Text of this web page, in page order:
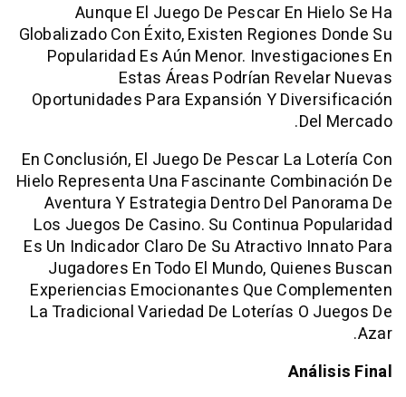
Aunque El Juego De Pescar En
Globalizado Con Éxito, Existen
Popularidad Es Aún Menor.
Estas Áreas Podrían
Oportunidades Para Expansión Y
En Conclusión, El Juego De Pescar La
Hielo Representa Una Fascinante
Aventura Y Estrategia Dentro Del
Los Juegos De Casino. Su Continua
Es Un Indicador Claro De Su Atractivo
Jugadores En Todo El Mundo,
Experiencias Emocionantes Que
La Tradicional Variedad De Loterías O